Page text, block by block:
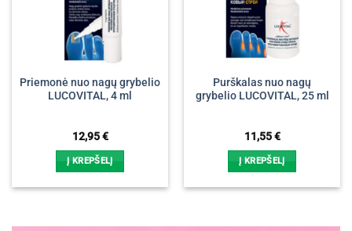
Priemonė nuo nagų grybelio
LUCOVITAL, 4 ml
12,95€
Į KREPŠELĮ
Purškalas nuo nagų
grybelio LUCOVITAL, 25 ml
11,55€
Į KREPŠELĮ